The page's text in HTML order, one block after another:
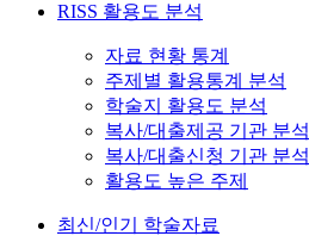
RISS 활용도 분석
자료 현황 통계
주제별 활용통계 분석
학술지 활용도 분석
복사/대출제공 기관 분석
복사/대출신청 기관 분석
활용도 높은 주제
최신/인기 학술자료